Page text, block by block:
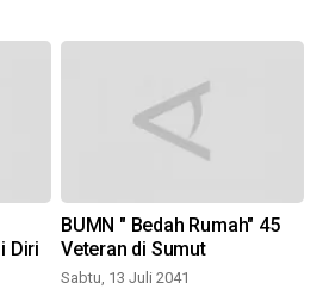
Diri
BUMN " Bedah Rumah" 45
Veteran di Sumut
Sabtu, 13 Juli 2041